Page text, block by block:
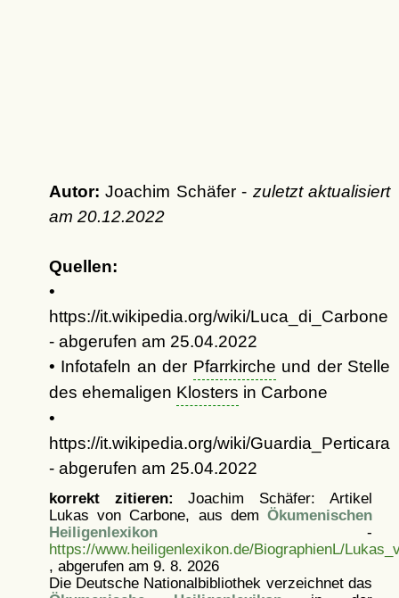
Autor: Joachim Schäfer - zuletzt aktualisiert
am 20.12.2022
Quellen:
•
https://it.wikipedia.org/wiki/Luca_di_Carbone
- abgerufen am 25.04.2022
• Infotafeln an der Pfarrkirche und der Stelle
des ehemaligen Klosters in Carbone
•
https://it.wikipedia.org/wiki/Guardia_Perticara
- abgerufen am 25.04.2022
korrekt zitieren: Joachim Schäfer: Artikel
Lukas von Carbone, aus dem Ökumenischen
Heiligenlexikon-
https://www.heiligenlexikon.de/BiographienL/
, abgerufen am 9. 8. 2026
Die Deutsche Nationalbibliothek verzeichnet das